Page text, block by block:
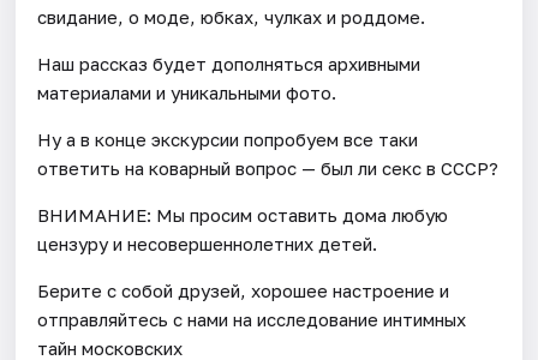
свидание, о моде, юбках, чулках и роддоме.
Наш рассказ будет дополняться архивными
материалами и уникальными фото.
Ну а в конце экскурсии попробуем все таки
ответить на коварный вопрос — был ли секс в СССР?
ВНИМАНИЕ: Мы просим оставить дома любую
цензуру и несовершеннолетних детей.
Берите с собой друзей, хорошее настроение и
отправляйтесь с нами на исследование интимных
тайн московских